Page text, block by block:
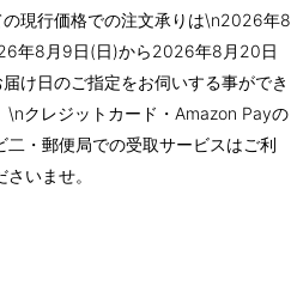
現行価格での注文承りは\n2026年8
年8月9日(日)から2026年8月20日
け日のご指定をお伺いする事ができ
\nクレジットカード・Amazon Payの
・郵便局での受取サービスはご利
いませ。